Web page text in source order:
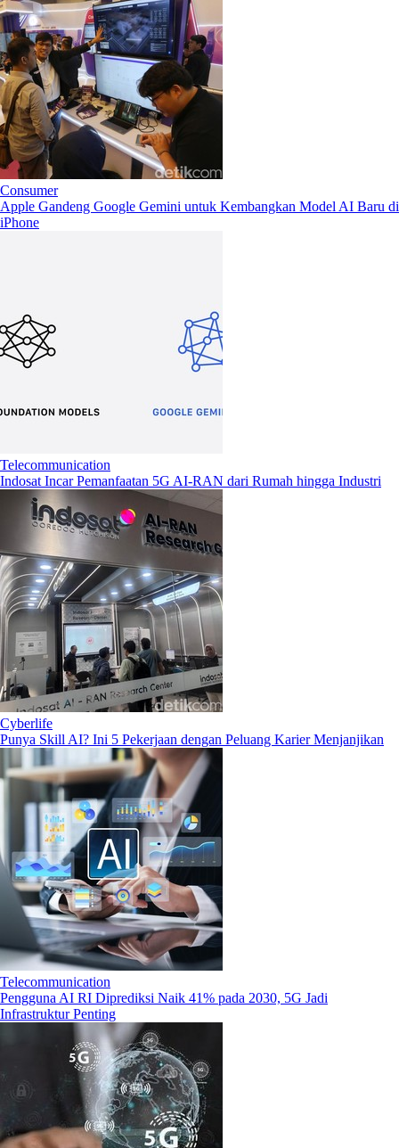
Consumer
Apple Gandeng Google Gemini untuk Kembangkan Model AI Baru di
iPhone
Telecommunication
Indosat Incar Pemanfaatan 5G AI-RAN dari Rumah hingga Industri
Cyberlife
Punya Skill AI? Ini 5 Pekerjaan dengan Peluang Karier Menjanjikan
Telecommunication
Pengguna AI RI Diprediksi Naik 41% pada 2030, 5G Jadi
Infrastruktur Penting